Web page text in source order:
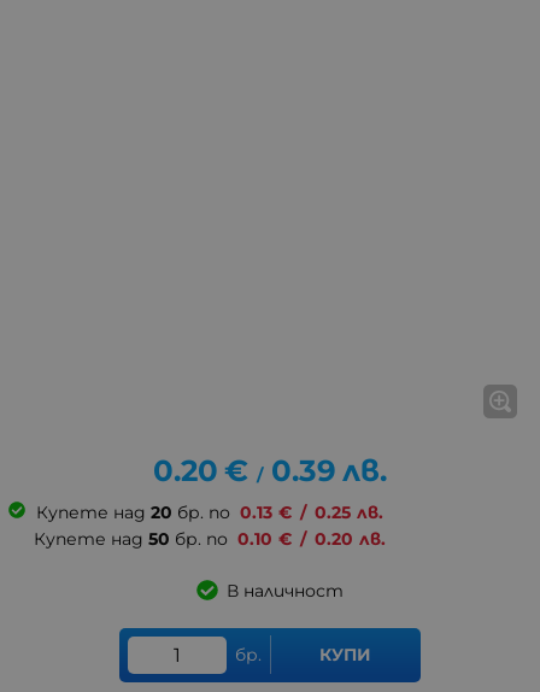
0.20 € / 0.39 лв.
Купете над 20 бр. по 0.13 € / 0.25 лв.
Купете над 50 бр. по 0.10 € / 0.20 лв.
В наличност
бр. КУПИ